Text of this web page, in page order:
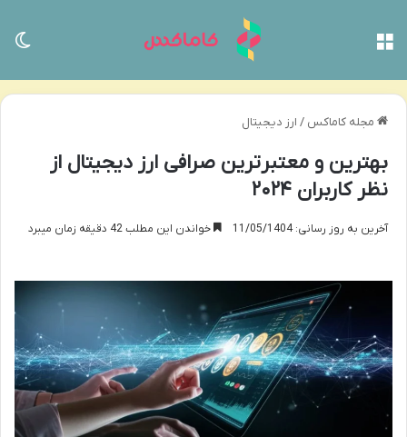
مجله کاماکس / ارز دیجیتال
بهترین و معتبرترین صرافی ارز دیجیتال از
نظر کاربران ۲۰۲۴
آخرین به روز رسانی: 11/05/1404 خواندن این مطلب 42 دقیقه زمان میبرد